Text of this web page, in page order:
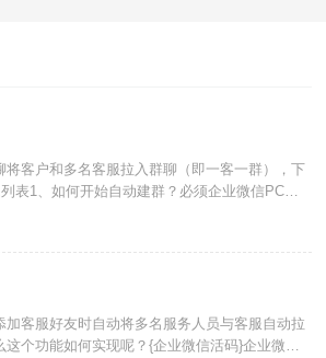
客户和多名客服拉入群聊（即一客一群），下
表1、如何开始自动建群？必须企业微信PC端
自动建群；2、如何将自动建群放在后台？
客服好友时自动将多名服务人员与客服自动拉
个功能如何实现呢？{企业微信活码}企业微信